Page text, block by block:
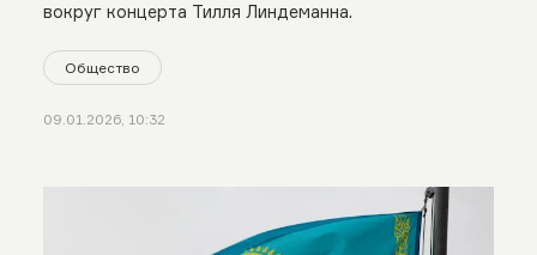
вокруг концерта Тилля Линдеманна.
Общество
09.01.2026, 10:32